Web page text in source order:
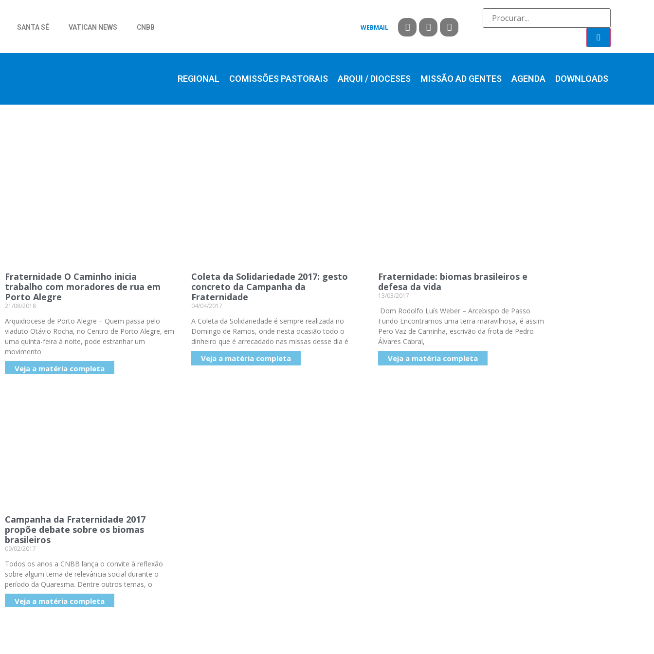
SANTA SÉ VATICAN NEWS CNBB WEBMAIL
REGIONAL COMISSÕES PASTORAIS ARQUI / DIOCESES MISSÃO AD GENTES AGENDA DOWNLOADS
Fraternidade O Caminho inicia
trabalho com moradores de rua em
Porto Alegre
21/08/2018
Arquidiocese de Porto Alegre – Quem passa pelo
viaduto Otávio Rocha, no Centro de Porto Alegre, em
uma quinta-feira à noite, pode estranhar um
movimento
Veja a matéria completa
Coleta da Solidariedade 2017: gesto
concreto da Campanha da
Fraternidade
04/04/2017
A Coleta da Solidariedade é sempre realizada no
Domingo de Ramos, onde nesta ocasião todo o
dinheiro que é arrecadado nas missas desse dia é
Veja a matéria completa
Fraternidade: biomas brasileiros e
defesa da vida
13/03/2017
Dom Rodolfo Luís Weber – Arcebispo de Passo
Fundo Encontramos uma terra maravilhosa, é assim
Pero Vaz de Caminha, escrivão da frota de Pedro
Álvares Cabral,
Veja a matéria completa
Campanha da Fraternidade 2017
propõe debate sobre os biomas
brasileiros
09/02/2017
Todos os anos a CNBB lança o convite à reflexão
sobre algum tema de relevância social durante o
período da Quaresma. Dentre outros temas, o
Veja a matéria completa